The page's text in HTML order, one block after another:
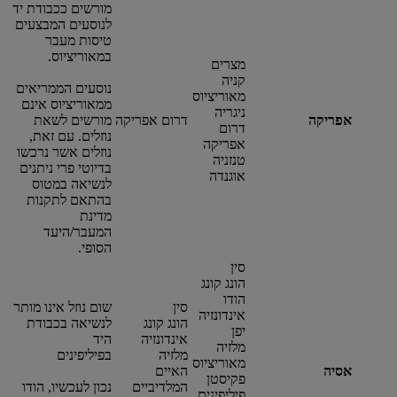
אפריקה
מצרים
קניה
מאוריציוס
ניגריה
דרום
אפריקה
טנזניה
אוגנדה
דרום אפריקה
מורשים ככבודת יד
לנוסעים המבצעים
טיסות מעבר
במאוריציוס.
נוסעים הממריאים
ממאוריציוס אינם
מורשים לשאת
נוזלים. עם זאת,
נוזלים אשר נרכשו
בדיוטי פרי ניתנים
לנשיאה במטוס
בהתאם לתקנות
מדינת
המעבר/היעד
הסופי.
אסיה
סין
הונג קונג
הודו
אינדונזיה
יפן
מלזיה
מאוריציוס
פקיסטן
סין
הונג קונג
אינדונזיה
מלזיה
האיים
המלדיביים
שום נוזל אינו מותר
לנשיאה בכבודת
היד
בפיליפינים
נכון לעכשיו, הודו